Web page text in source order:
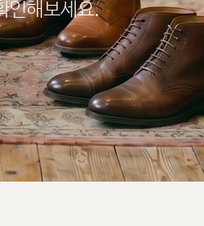
인해보세요.